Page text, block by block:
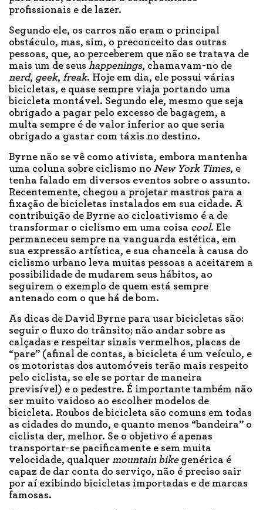
profissionais e de lazer.
Segundo ele, os carros não eram o principal
obstáculo, mas, sim, o preconceito das outras
pessoas, que, ao perceberem que não se tratava de
mais um de seus happenings, chamavam-no de
nerd, geek, freak. Hoje em dia, ele possui várias
bicicletas, e quase sempre viaja portando uma
bicicleta montável. Segundo ele, mesmo que seja
obrigado a pagar pelo excesso de bagagem, a
multa sempre é de valor inferior ao que seria
obrigado a gastar com táxis no destino.
Byrne não se vê como ativista, embora mantenha
uma coluna sobre ciclismo no New York Times, e
tenha falado em diversos eventos sobre o assunto.
Recentemente, chegou a projetar mastros para a
fixação de bicicletas instalados em sua cidade. A
contribuição de Byrne ao cicloativismo é a de
transformar o ciclismo em uma coisa cool. Ele
permaneceu sempre na vanguarda estética, em
sua expressão artística, e sua chancela à causa do
ciclismo urbano leva muitas pessoas a aceitarem a
possibilidade de mudarem seus hábitos, ao
seguirem o exemplo de quem está sempre
antenado com o que há de bom.
As dicas de David Byrne para usar bicicletas são:
seguir o fluxo do trânsito; não andar sobre as
calçadas e respeitar sinais vermelhos, placas de
“pare” (afinal de contas, a bicicleta é um veículo, e
os motoristas dos automóveis terão mais respeito
pelo ciclista, se ele se portar de maneira
previsível) e o pedestre. É importante também não
ser muito vaidoso ao escolher modelos de
bicicleta. Roubos de bicicleta são comuns em todas
as cidades do mundo, e quanto menos “bandeira” o
ciclista der, melhor. Se o objetivo é apenas
transportar-se pacificamente e sem muita
velocidade, qualquer mountain bike genérica é
capaz de dar conta do serviço, não é preciso sair
por aí exibindo bicicletas importadas e de marcas
famosas.